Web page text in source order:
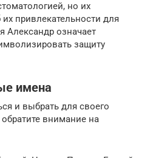
но их
привлекательности для
Александр означает
защиту
имена
и выбрать для своего
внимание на